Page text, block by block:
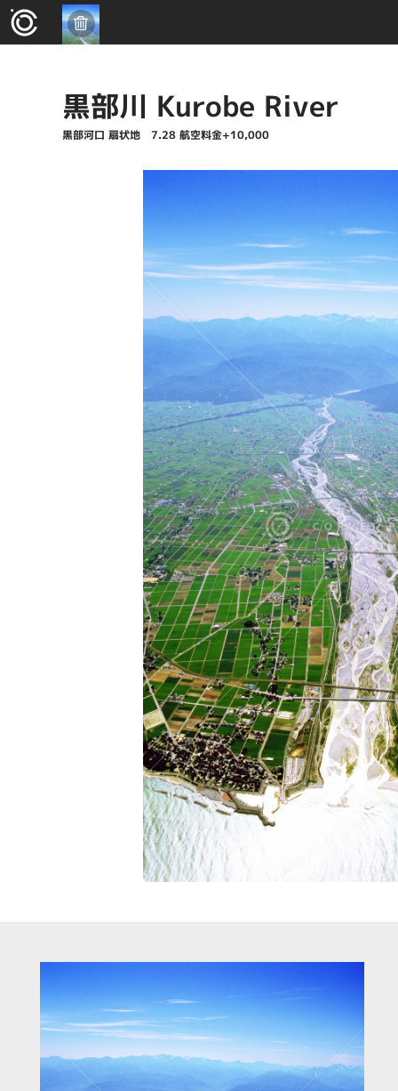
黒部川 Kurobe River
黒部河口 扇状地 7.28 航空料金+10,000